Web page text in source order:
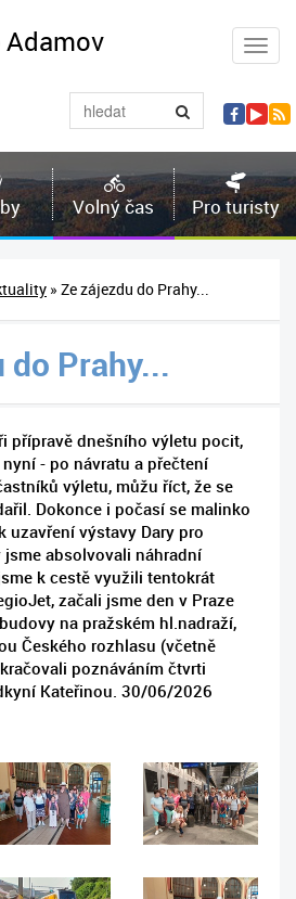
Adamov
Volný čas Pro turisty
» Ze zájezdu do Prahy...
do Prahy...
přípravě dnešního výletu pocit,
- po návratu a přečtení
výletu, můžu říct, že se
Dokonce i počasí se malinko
uzavření výstavy Dary pro
absolvovali náhradní
k cestě využili tentokrát
začali jsme den v Praze
na pražském hl.nadraží,
Českého rozhlasu (včetně
poznáváním čtvrti
Kateřinou. 30/06/2026